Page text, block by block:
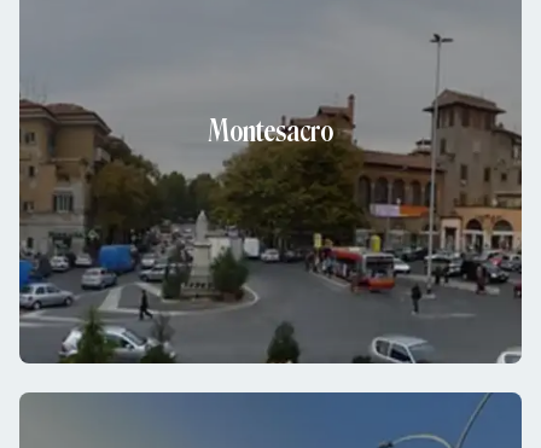
Montesacro